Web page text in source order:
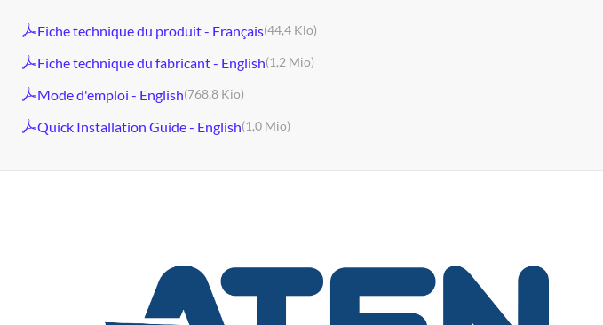
Fiche technique du produit - Français(44,4 Kio)
Fiche technique du fabricant - English(1,2 Mio)
Mode d'emploi - English(768,8 Kio)
Quick Installation Guide - English(1,0 Mio)